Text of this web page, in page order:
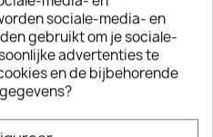
sociale-media- en
gebruikt om je sociale-
advertenties te
en de bijbehorende